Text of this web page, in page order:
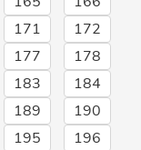
171
172
177
178
183
184
189
190
195
196